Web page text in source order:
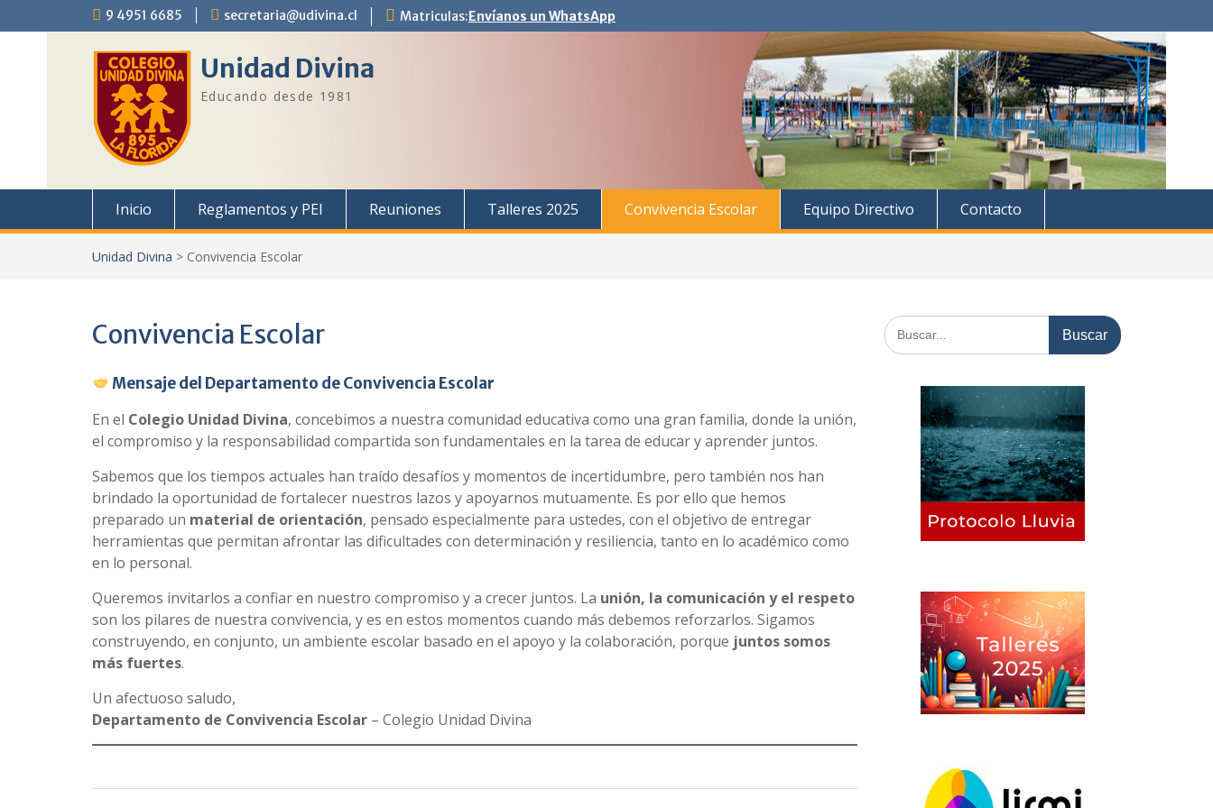
al
9 4951 6685 secretaria@udivina.cl Matriculas:Envíanos un WhatsApp
Unidad Divina
Educando desde 1981
Inicio Reglamentos y PEI Reuniones Talleres 2025 Convivencia Escolar Equipo Directivo Contacto
Unidad Divina > Convivencia Escolar
Convivencia Escolar
Mensaje del Departamento de Convivencia Escolar
En el Colegio Unidad Divina, concebimos a nuestra comunidad educativa como una gran familia, donde la unión,
el compromiso y la responsabilidad compartida son fundamentales en la tarea de educar y aprender juntos.
Sabemos que los tiempos actuales han traído desafíos y momentos de incertidumbre, pero también nos han
brindado la oportunidad de fortalecer nuestros lazos y apoyarnos mutuamente. Es por ello que hemos
preparado un material de orientación, pensado especialmente para ustedes, con el objetivo de entregar
herramientas que permitan afrontar las dificultades con determinación y resiliencia, tanto en lo académico como
en lo personal.
Queremos invitarlos a confiar en nuestro compromiso y a crecer juntos. La unión, la comunicación y el respeto
son los pilares de nuestra convivencia, y es en estos momentos cuando más debemos reforzarlos. Sigamos
construyendo, en conjunto, un ambiente escolar basado en el apoyo y la colaboración, porque juntos somos
más fuertes.
Un afectuoso saludo,
Departamento de Convivencia Escolar – Colegio Unidad Divina
Buscar: